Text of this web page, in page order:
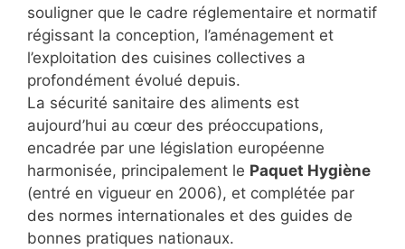
souligner que le cadre réglementaire et normatif
régissant la conception, l’aménagement et
l’exploitation des cuisines collectives a
profondément évolué depuis.
La sécurité sanitaire des aliments est
aujourd’hui au cœur des préoccupations,
encadrée par une législation européenne
harmonisée, principalement le Paquet Hygiène
(entré en vigueur en 2006), et complétée par
des normes internationales et des guides de
bonnes pratiques nationaux.